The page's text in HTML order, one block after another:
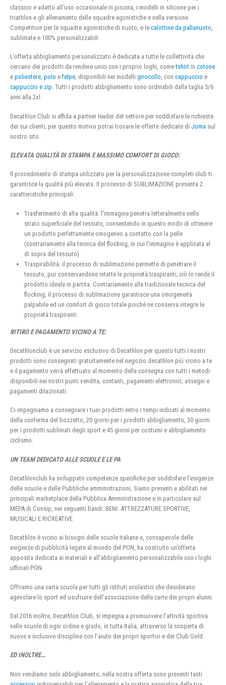
classico e adatto all’uso occasionale in piscina, i modelli in silicone per i
triathlon e gli allenamento delle squadre agonistiche e nella versione
Competition per le squadre agonistiche di nuoto, e le calottine da pallanuoto,
sublimate e 100% personalizzabili
L’offerta abbigliamento personalizzato è dedicata a tutte le collettività che
cercano dei prodotti da rendere unici con i proprio loghi, cometshirt in cotone
e poliestere, polo e felpe, disponibili nei modelli girocollo, con cappuccio e
cappuccio e zip. Tutti i prodotti abbigliamento sono ordinabili dalla taglia 5/6
anni alla 2xl.
Decathlon Club si affida a partner leader del settore per soddisfare le richieste
dei sui clienti, per questo motivo potrai trovare le offerte dedicate di Joma sul
nostro sito.
ELEVATA QUALITÀ DI STAMPA E MASSIMO COMFORT DI GIOCO:
Il procedimento di stampa utilizzato per la personalizzazione completi club ti
garantisce la qualità più elevata. Il processo di SUBLIMAZIONE presenta 2
caratteristiche principali:
Trasferimento di alta qualità: l’immagine penetra letteralmente nello
strato superficiale del tessuto, consentendo in questo modo di ottenere
un prodotto perfettamente omogeneo a contatto con la pelle
(contrariamente alla tecnica del flocking, in cui l’immagine è applicata al
di sopra del tessuto).
Traspirabilità: il processo di sublimazione permette di penetrare il
tessuto, pur conservandone intatte le proprietà traspiranti; ciò lo rende il
prodotto ideale in partita. Contrariamente alla tradizionale tecnica del
flocking, il processo di sublimazione garantisce una omogeneità
palpabile ed un comfort di gioco totale poiché ne conserva integre le
proprietà traspiranti.
RITIRO E PAGAMENTO VICINO A TE:
Decathlonclub è un servizio esclusivo di Decathlon per questo tutti i nostri
prodotti sono consegnati gratuitamente nel negozio decathlon più vicino a te
e il pagamento verrà effettuato al momento della consegna con tutti i metodi
disponibili nei nostri punti vendita, contanti, pagamenti elettronici, assegni e
pagamenti dilazionati.
Ci impegniamo a consegnare i tuoi prodotti entro i tempi indicati al momento
della conferma del bozzetto, 20 giorni per i prodotti abbigliamento, 30 giorni
per i prodotti sublimati degli sport e 45 giorni per costumi e abbigliamento
ciclismo.
UN TEAM DEDICATO ALLE SCUOLE E LE PA
Decathlonclub ha sviluppato competenze specifiche per soddisfare l’esigenze
delle scuole e delle Pubbliche amministrazioni, Siamo presenti e abilitati nei
principali marketplace della Pubblica Amministrazione e in particolare sul
MEPA di Consip, nei seguenti bandi: BENI: ATTREZZATURE SPORTIVE,
MUSICALI E RICREATIVE
Decathlon è vicino ai bisogni delle scuole italiane e, consapevole delle
esigenze di pubblicità legate al mondo del PON, ha costruito un’offerta
apposita dedicata ai materiali e all’abbigliamento personalizzabile con i loghi
ufficiali PON.
Offriamo una carta scuola per tutti gli istituti scolastici che desiderano
agevolare lo sport ed usufruire dell’associazione delle carte dei propri alunni.
Dal 2016 inoltre, Decathlon Club, si impegna a promuovere l’attività sportiva
nelle scuole di ogni ordine e grado, in tutta Italia, attraverso la scoperta di
nuove e inclusive discipline con l’aiuto dei propri sportivi e dei Club Gold.
ED INOLTRE…
Non vendiamo solo abbigliamento, nella nostra offerta sono presenti tanti